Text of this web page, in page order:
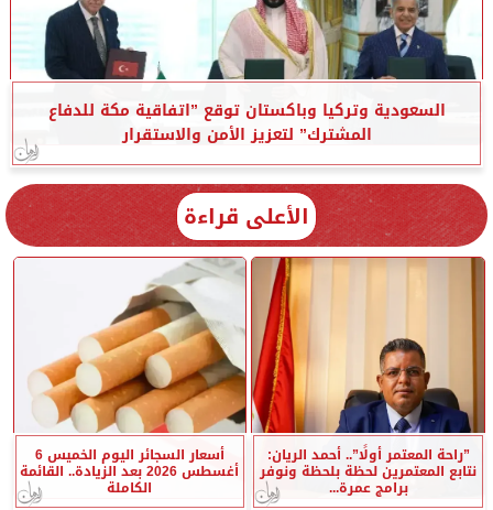
السعودية وتركيا وباكستان توقع ”اتفاقية مكة للدفاع
المشترك” لتعزيز الأمن والاستقرار
الأعلى قراءة
”راحة المعتمر أولًا”.. أحمد الريان:
نتابع المعتمرين لحظة بلحظة ونوفر
برامج عمرة...
أسعار السجائر اليوم الخميس 6
أغسطس 2026 بعد الزيادة.. القائمة
الكاملة